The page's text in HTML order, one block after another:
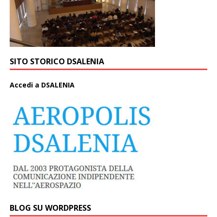
SITO STORICO DSALENIA
Accedi a DSALENIA
BLOG SU WORDPRESS